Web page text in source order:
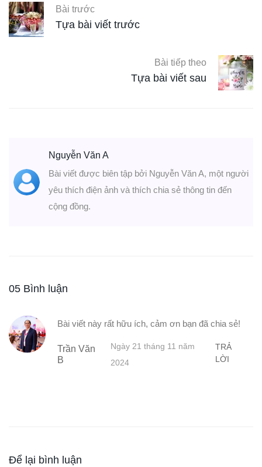
Bài trước
Tựa bài viết trước
Bài tiếp theo
Tựa bài viết sau
Nguyễn Văn A
Bài viết được biên tập bởi Nguyễn Văn A, một người
yêu thích điện ảnh và thích chia sẻ thông tin đến
cộng đồng.
05 Bình luận
Bài viết này rất hữu ích, cảm ơn bạn đã chia sẻ!
Trần Văn
B
Ngày 21 tháng 11 năm
2024
TRẢ
LỜI
Để lại bình luận